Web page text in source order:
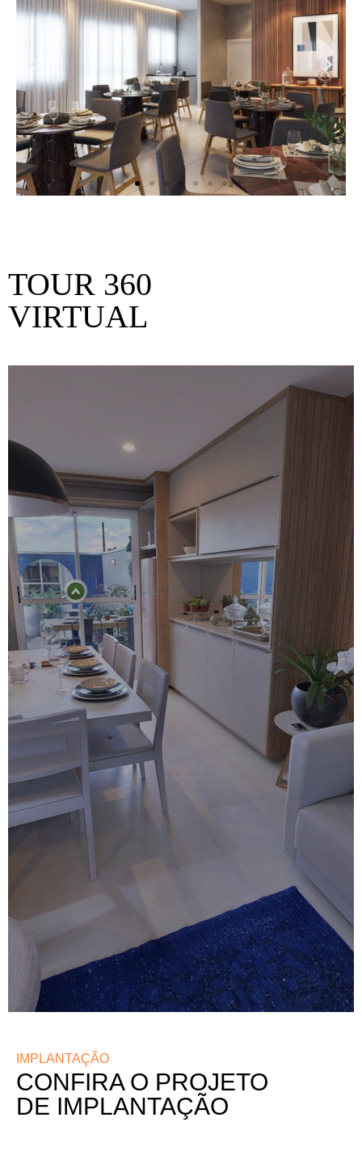
TOUR 360
VIRTUAL
IMPLANTAÇÃO
CONFIRA O PROJETO
DE IMPLANTAÇÃO